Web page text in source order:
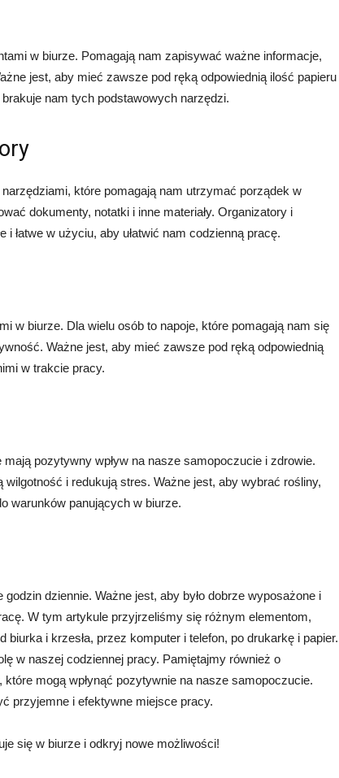
w biurze. Pomagają nam zapisywać ważne informacje,
jest, aby mieć zawsze pod ręką odpowiednią ilość papieru
nam tych podstawowych narzędzi.
które pomagają nam utrzymać porządek w
dokumenty, notatki i inne materiały. Organizatory i
łatwe w użyciu, aby ułatwić nam codzienną pracę.
w biurze. Dla wielu osób to napoje, które pomagają nam się
Ważne jest, aby mieć zawsze pod ręką odpowiednią
w trakcie pracy.
pozytywny wpływ na nasze samopoczucie i zdrowie.
i redukują stres. Ważne jest, aby wybrać rośliny,
warunków panujących w biurze.
dziennie. Ważne jest, aby było dobrze wyposażone i
W tym artykule przyjrzeliśmy się różnym elementom,
i krzesła, przez komputer i telefon, po drukarkę i papier.
w naszej codziennej pracy. Pamiętajmy również o
mogą wpłynąć pozytywnie na nasze samopoczucie.
przyjemne i efektywne miejsce pracy.
się w biurze i odkryj nowe możliwości!